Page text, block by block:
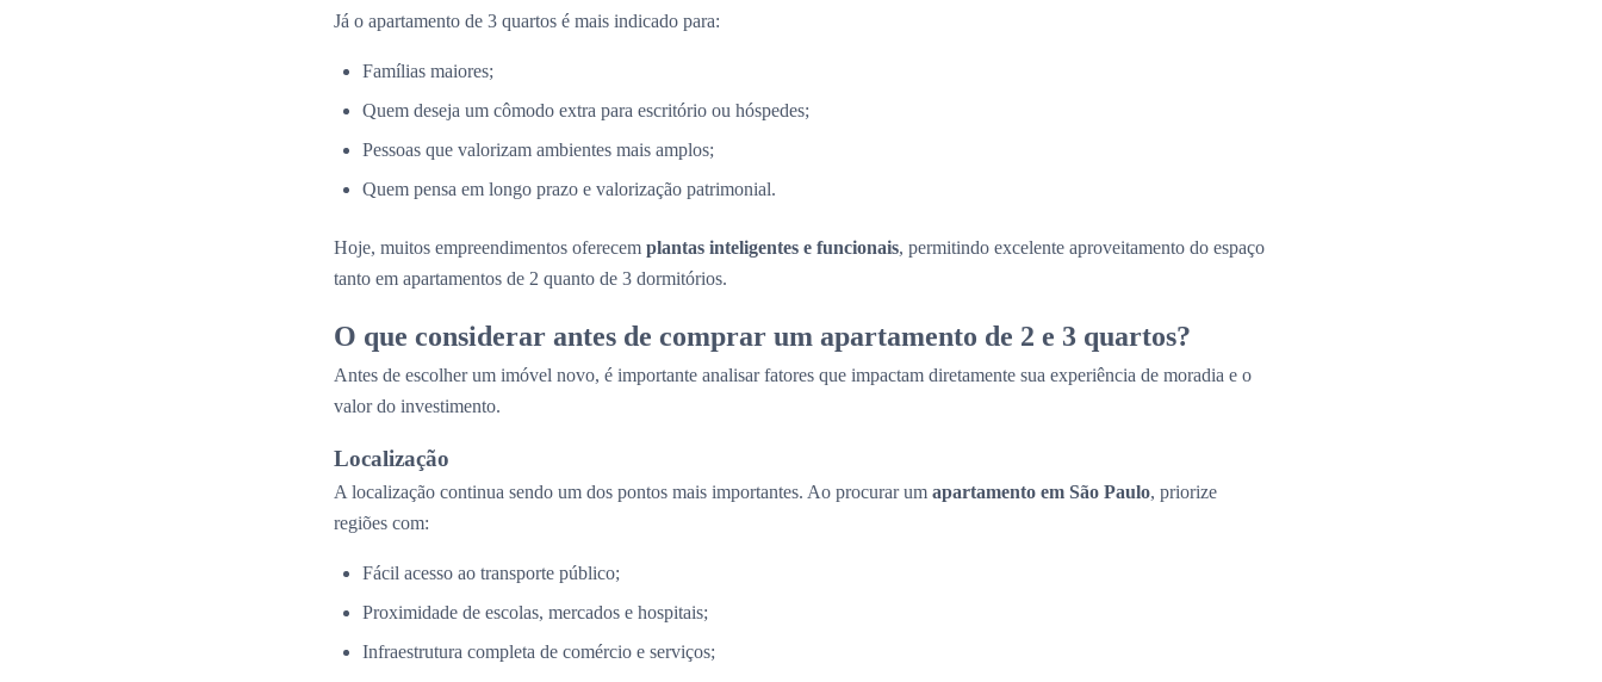
Já o apartamento de 3 quartos é mais indicado para:
Famílias maiores;
Quem deseja um cômodo extra para escritório ou hóspedes;
Pessoas que valorizam ambientes mais amplos;
Quem pensa em longo prazo e valorização patrimonial.
Hoje, muitos empreendimentos oferecem plantas inteligentes e funcionais, permitindo excelente aproveitamento do espaço
tanto em apartamentos de 2 quanto de 3 dormitórios.
O que considerar antes de comprar um apartamento de 2 e 3 quartos?
Antes de escolher um imóvel novo, é importante analisar fatores que impactam diretamente sua experiência de moradia e o
valor do investimento.
Localização
A localização continua sendo um dos pontos mais importantes. Ao procurar um apartamento em São Paulo, priorize
regiões com:
Fácil acesso ao transporte público;
Proximidade de escolas, mercados e hospitais;
Infraestrutura completa de comércio e serviços;